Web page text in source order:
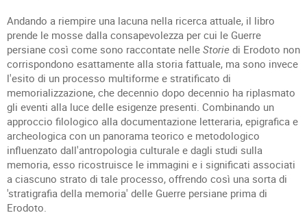
Andando a riempire una lacuna nella ricerca attuale, il libro
prende le mosse dalla consapevolezza per cui le Guerre
persiane così come sono raccontate nelle Storie di Erodoto non
corrispondono esattamente alla storia fattuale, ma sono invece
l'esito di un processo multiforme e stratificato di
memorializzazione, che decennio dopo decennio ha riplasmato
gli eventi alla luce delle esigenze presenti. Combinando un
approccio filologico alla documentazione letteraria, epigrafica e
archeologica con un panorama teorico e metodologico
influenzato dall'antropologia culturale e dagli studi sulla
memoria, esso ricostruisce le immagini e i significati associati
a ciascuno strato di tale processo, offrendo così una sorta di
'stratigrafia della memoria' delle Guerre persiane prima di
Erodoto.